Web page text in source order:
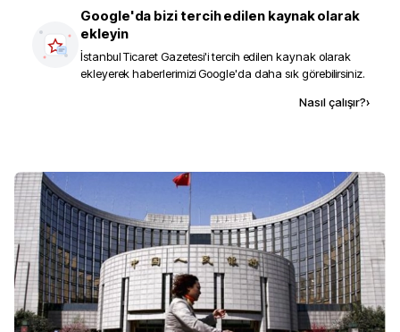
Google'da bizi tercih edilen kaynak olarak
ekleyin
İstanbul Ticaret Gazetesi'i tercih edilen kaynak olarak
ekleyerek haberlerimizi Google'da daha sık görebilirsiniz.
Nasıl çalışır?›